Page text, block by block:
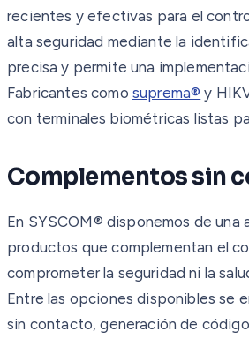
recientes y efectivas para el
alta seguridad mediante la
precisa y permite una
Fabricantes como suprema® y
con terminales biométricas listas
Complementos sin
En SYSCOM® disponemos de una
productos que complementan el
comprometer la seguridad ni la
Entre las opciones disponibles se
sin contacto, generación de